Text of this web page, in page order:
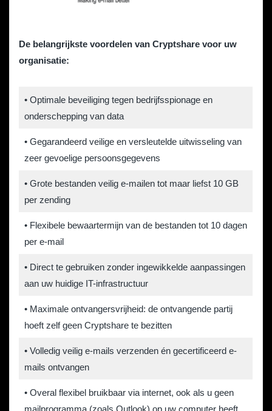
De belangrijkste voordelen van Cryptshare voor uw
organisatie:
• Optimale beveiliging tegen bedrijfsspionage en
onderschepping van data
• Gegarandeerd veilige en versleutelde uitwisseling van
zeer gevoelige persoonsgegevens
• Grote bestanden veilig e-mailen tot maar liefst 10 GB
per zending
• Flexibele bewaartermijn van de bestanden tot 10 dagen
per e-mail
• Direct te gebruiken zonder ingewikkelde aanpassingen
aan uw huidige IT-infrastructuur
• Maximale ontvangersvrijheid: de ontvangende partij
hoeft zelf geen Cryptshare te bezitten
• Volledig veilig e-mails verzenden én gecertificeerd e-
mails ontvangen
• Overal flexibel bruikbaar via internet, ook als u geen